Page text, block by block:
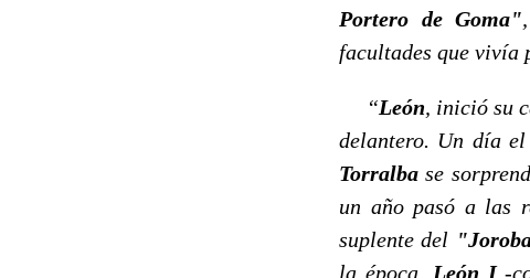
Portero de Goma"
facultades que
“León, inició su
delantero. Un día
Torralbase
un año pasó a las
suplente del
la época, León I-